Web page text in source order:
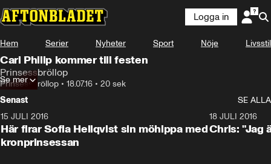
Logga in
Hem Serier Nyheter Sport Nöje Livsstil
Carl Philip kommer till festen
Prinsessbröllop
Prinsessbröllop • 18.07.16 • 20 sek
Se mer
Senast
SE ALLA
15 JULI 2016
Här firar Sofia Hellqvist sin möhippa med
kronprinsessan
18 JULI 2016
Chris: "Jag